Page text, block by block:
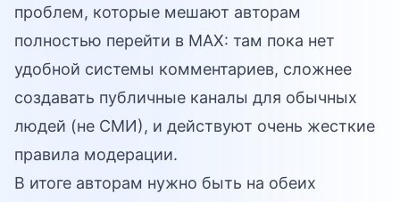
проблем, которые мешают авторам
полностью перейти в MAX: там пока нет
удобной системы комментариев, сложнее
создавать публичные каналы для обычных
людей (не СМИ), и действуют очень жесткие
правила модерации.
В итоге авторам нужно быть на обеих